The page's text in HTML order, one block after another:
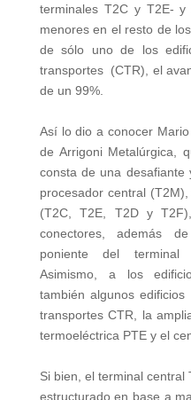
terminales T2C y T2E- y
menores en el resto de
de sólo uno de los
transportes (CTR), el
de un 99%.
Así lo dio a conocer
de Arrigoni Metalúrgica,
consta de una
procesador central
(T2C, T2E, T2D y
conectores, además
poniente del terminal
Asimismo, a los
también algunos
transportes CTR, la
termoeléctrica PTE y el
Si bien, el terminal central
estructurado en base a